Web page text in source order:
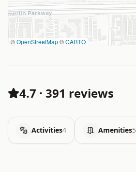
©OpenStreetMap©CARTO
4.7 · 391 reviews
Activities4 Amenities5